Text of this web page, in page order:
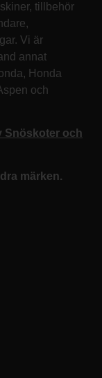
tillbehör
Vi är
annat
Honda
och
Snöskoter och
märken.